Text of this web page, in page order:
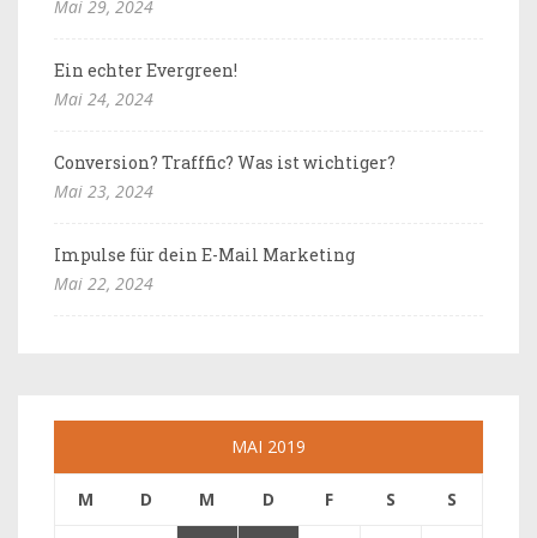
Mai 29, 2024
Ein echter Evergreen!
Mai 24, 2024
Conversion? Trafffic? Was ist wichtiger?
Mai 23, 2024
Impulse für dein E-Mail Marketing
Mai 22, 2024
MAI 2019
M D M D F S S